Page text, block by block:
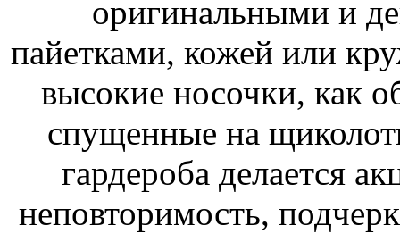
оригинальными и
пайетками, кожей или
высокие носочки, как
спущенные на
гардероба делается
неповторимость,